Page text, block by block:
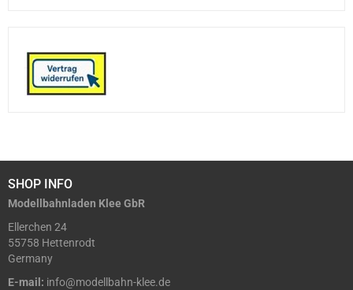
SHOP INFO
Modellbahnladen Klee GbR
Ellerchen 24
55758 Hettenrodt
Germany
E-mail: info@modellbahn-klee.de